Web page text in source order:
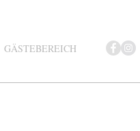
GÄSTEBEREICH